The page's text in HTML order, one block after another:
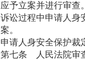
应予立案并进行审查
诉讼过程中申请人身
案。
申请人身安全保护裁
第七条 人民法院审